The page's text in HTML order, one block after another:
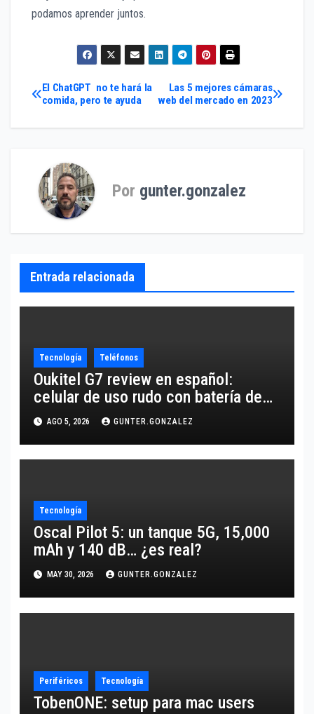
podamos aprender juntos.
Navegación
de
Las 5 mejores cámaras
web del mercado en 2023
El ChatGPT no te hará la
comida, pero te ayuda
Por gunter.gonzalez
Entrada relacionada
Tecnología Teléfonos
Oukitel G7 review en español:
celular de uso rudo con batería de
10,600 mAh
AGO 5, 2026 GUNTER.GONZALEZ
Tecnología
Oscal Pilot 5: un tanque 5G, 15,000
mAh y 140 dB… ¿es real?
MAY 30, 2026 GUNTER.GONZALEZ
Periféricos Tecnología
TobenONE: setup para mac users